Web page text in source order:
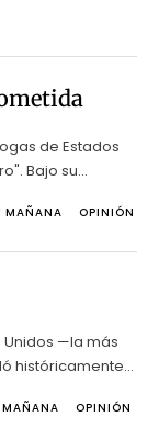
de Estados
Bajo su...
MAÑANA OPINIÓN
Unidos —la más
históricamente...
OPINIÓN